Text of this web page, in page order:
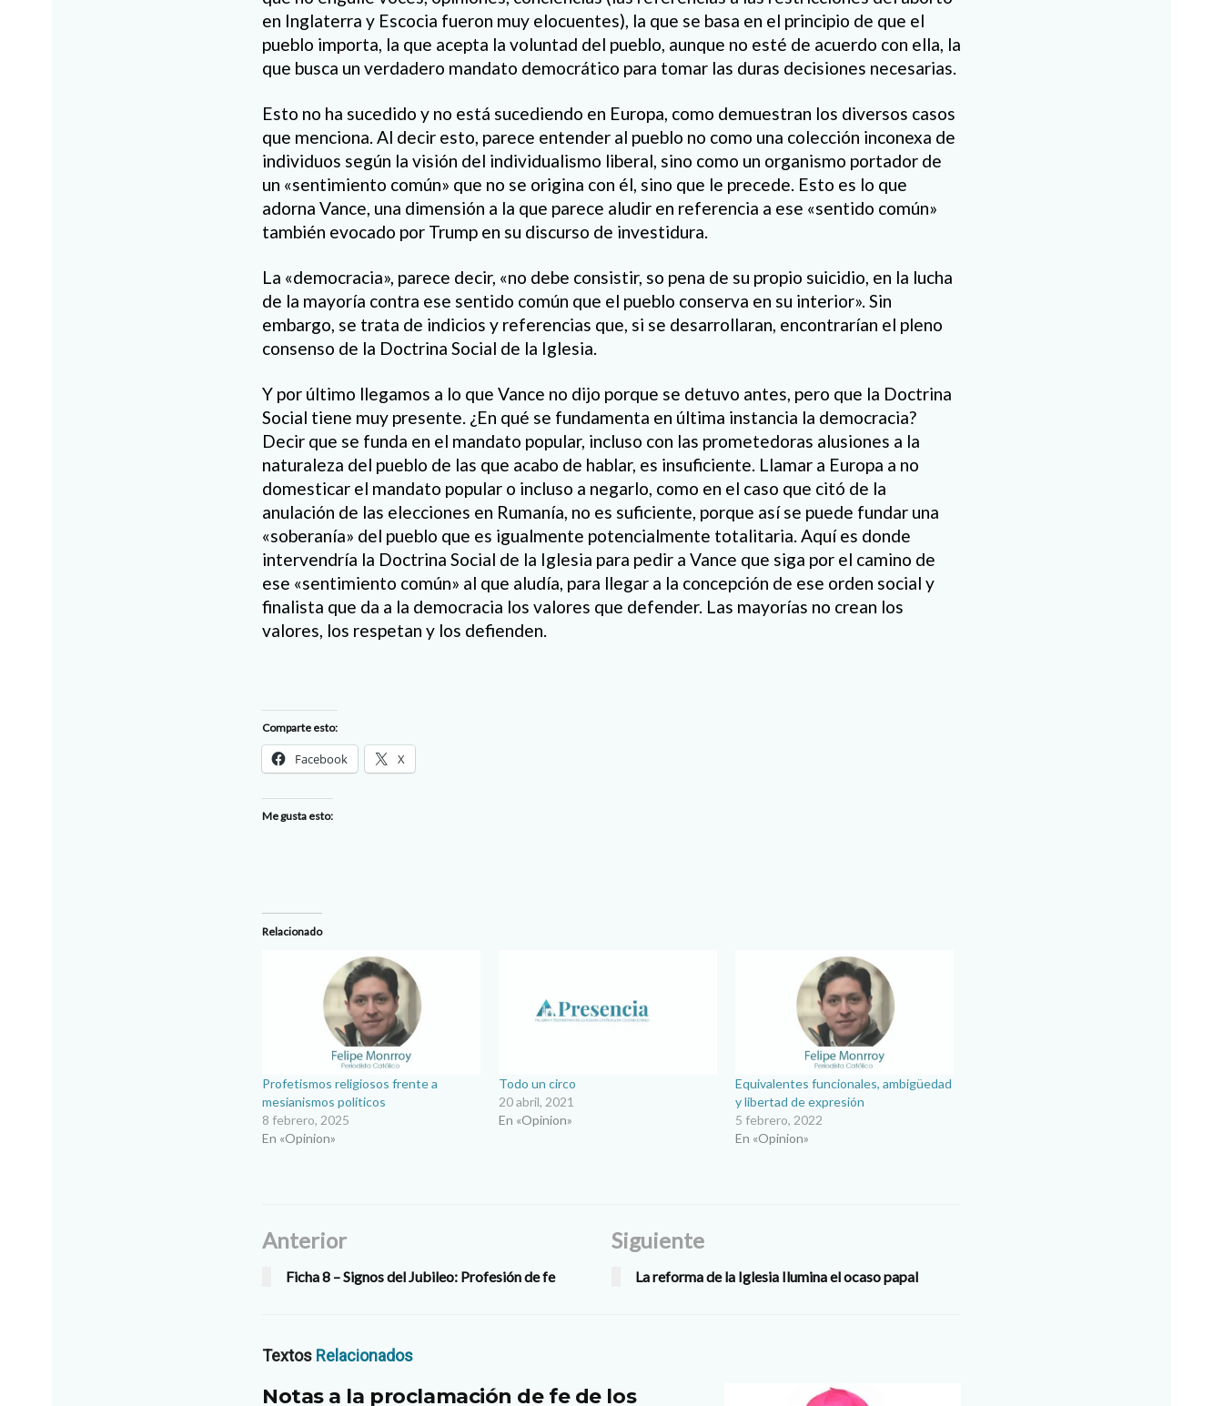
en Inglaterra y Escocia fueron muy elocuentes), la que se basa en el principio de que el
pueblo importa, la que acepta la voluntad del pueblo, aunque no esté de acuerdo con ella, la
que busca un verdadero mandato democrático para tomar las duras decisiones necesarias.
Esto no ha sucedido y no está sucediendo en Europa, como demuestran los diversos casos
que menciona. Al decir esto, parece entender al pueblo no como una colección inconexa de
individuos según la visión del individualismo liberal, sino como un organismo portador de
un «sentimiento común» que no se origina con él, sino que le precede. Esto es lo que
adorna Vance, una dimensión a la que parece aludir en referencia a ese «sentido común»
también evocado por Trump en su discurso de investidura.
La «democracia», parece decir, «no debe consistir, so pena de su propio suicidio, en la lucha
de la mayoría contra ese sentido común que el pueblo conserva en su interior». Sin
embargo, se trata de indicios y referencias que, si se desarrollaran, encontrarían el pleno
consenso de la Doctrina Social de la Iglesia.
Y por último llegamos a lo que Vance no dijo porque se detuvo antes, pero que la Doctrina
Social tiene muy presente. ¿En qué se fundamenta en última instancia la democracia?
Decir que se funda en el mandato popular, incluso con las prometedoras alusiones a la
naturaleza del pueblo de las que acabo de hablar, es insuficiente. Llamar a Europa a no
domesticar el mandato popular o incluso a negarlo, como en el caso que citó de la
anulación de las elecciones en Rumanía, no es suficiente, porque así se puede fundar una
«soberanía» del pueblo que es igualmente potencialmente totalitaria. Aquí es donde
intervendría la Doctrina Social de la Iglesia para pedir a Vance que siga por el camino de
ese «sentimiento común» al que aludía, para llegar a la concepción de ese orden social y
finalista que da a la democracia los valores que defender. Las mayorías no crean los
valores, los respetan y los defienden.
Comparte esto:
Facebook X
Me gusta esto:
Relacionado
Profetismos religiosos frente a
mesianismos políticos
8 febrero, 2025
En «Opinion»
Todo un circo
20 abril, 2021
En «Opinion»
Equivalentes funcionales, ambigüedad
y libertad de expresión
5 febrero, 2022
En «Opinion»
Anterior
Ficha 8 – Signos del Jubileo: Profesión de fe
Siguiente
La reforma de la Iglesia Ilumina el ocaso papal
Textos Relacionados
Notas a la proclamación de fe de los